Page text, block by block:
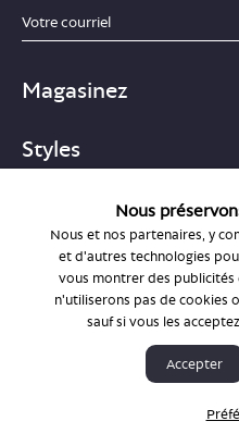
Magasinez
Styles
À propos
Économisez
Où commencer
Nous
Nous et nos partenaires, y
et d'autres technologies
vous montrer des publicités
n'utiliserons pas de cookies
sauf si vous les
Accepter